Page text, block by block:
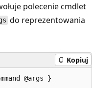
polecenie cmdlet
do reprezentowania
Kopiuj